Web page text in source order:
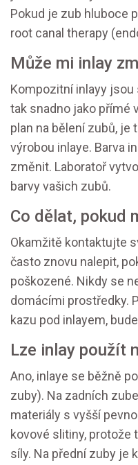
Pokud je zub hluboce
root canal therapy
Může mi inlay
Kompozitní inlayy jsou
tak snadno jako přímé
plan na bělení zubů, je
výrobou inlaye. Barva
změnit. Laboratoř
barvy vašich zubů.
Co dělat, pokud
Okamžitě kontaktujte
často znovu nalepit,
poškozené. Nikdy se
domácími prostředky.
kazu pod inlayem,
Lze inlay použít
Ano, inlaye se běžně
zuby). Na zadních
materiály s vyšší
kovové slitiny, protože
síly. Na přední zuby je